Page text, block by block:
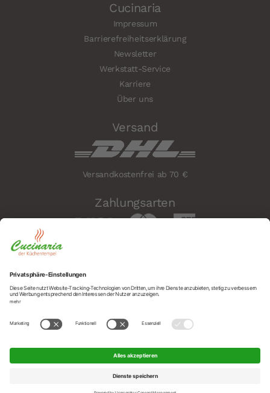
Cucinaria
Impressum
Barrierefreiheitserklärung
Newsletter
Werkstatt-Service
Karriere
Über uns
Versand
Versandkostenfrei ab 70 €
Zahlungsarten
Sicherheit
Social